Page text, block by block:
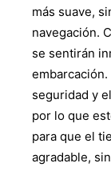
más suave,
navegación.
se sentirán
seguridad y
por lo que
para que el
agradable,